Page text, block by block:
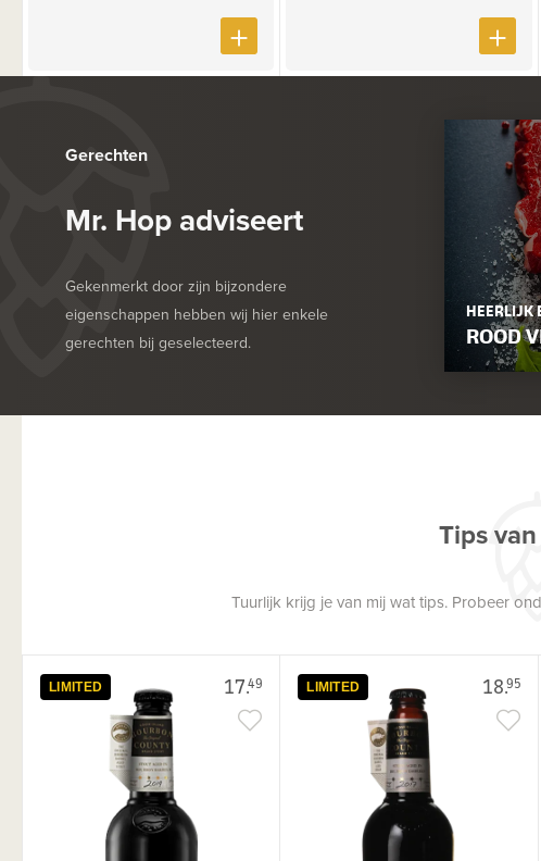
Gerechten
Mr. Hop adviseert
Gekenmerkt door zijn bijzondere
eigenschappen hebben wij hier enkele
gerechten bij geselecteerd.
HEERLIJK
ROOD
Tips
Tuurlijk krijg je van mij wat tips. Probeer
17.49
LIMITED 18.95
LIMITED